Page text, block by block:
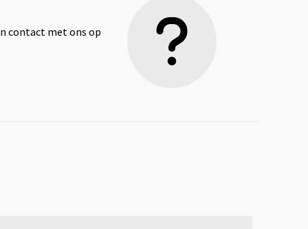
contact met ons op